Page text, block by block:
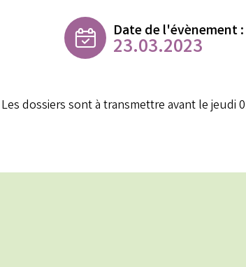
Date de l'évènement :
23.03.2023
Les dossiers sont à transmettre avant le jeudi